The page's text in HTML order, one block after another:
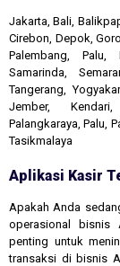
Jakarta, Bali,
Cirebon, Depok,
Palembang, Palu,
Samarinda,
Tangerang,
Jember,
Palangkaraya, Palu,
Tasikmalaya
Aplikasi Kasir
Apakah Anda
operasional bisnis
penting untuk
transaksi di bisnis